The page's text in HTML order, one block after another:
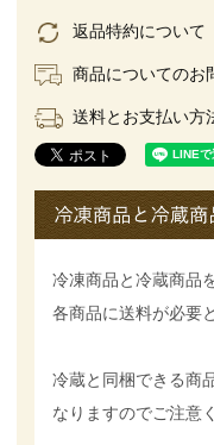
返品特約について
商品についてのお
送料とお支払い方
冷凍商品と冷蔵商品
各商品に送料が必要
冷蔵と同梱できる商
なりますのでご注意